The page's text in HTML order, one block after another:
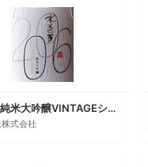
水芭蕉 純米大吟醸VINTAGEシリーズ
式会社